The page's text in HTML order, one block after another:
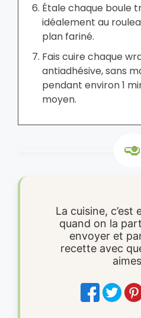
Étale chaque boule
idéalement au
plan fariné.
Fais cuire chaque
antiadhésive, sans
pendant environ 1
moyen.
La cuisine, c’est
quand on la
envoyer et
recette avec